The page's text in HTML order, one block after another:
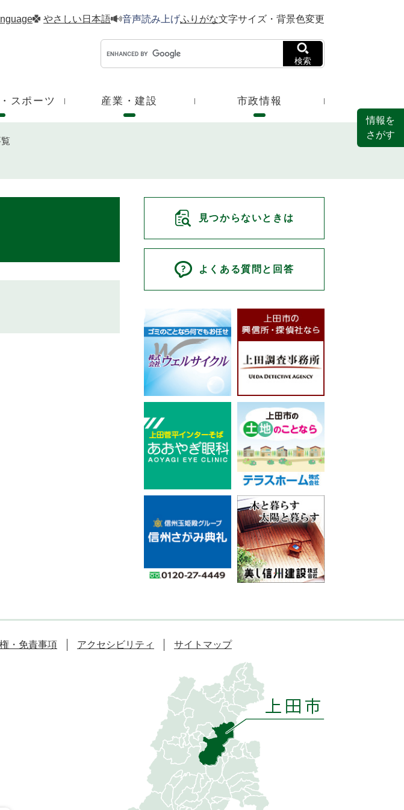
やさしい日本語 音声読み上げふりがな文字サイズ・背景色変更
検索
スポーツ 産業・建設 市政情報
見つからないときは
よくある質問と回答
情報を
さがす
・免責事項 アクセシビリティ サイトマップ